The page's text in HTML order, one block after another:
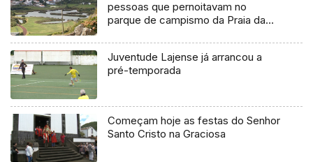
pessoas que pernoitavam no
parque de campismo da Praia da
Juventude Lajense já arrancou a
pré-temporada
Começam hoje as festas do Senhor
Santo Cristo na Graciosa